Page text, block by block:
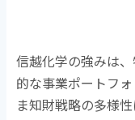
信越化学の強みは
的な事業ポートフ
ま知財戦略の多様